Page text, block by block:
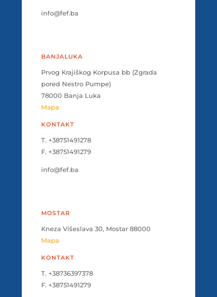
info@fef.ba
BANJALUKA
Prvog Krajiškog Korpusa bb (Zgrada
pored Nestro Pumpe)
78000 Banja Luka
Mapa
KONTAKT
T. +38751491278
F. +38751491279
info@fef.ba
MOSTAR
Kneza Višeslava 30, Mostar 88000
Mapa
KONTAKT
T. +38736397378
F. +38751491279